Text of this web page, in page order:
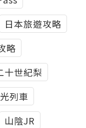
日本旅遊攻略
略
十世紀梨
列車
山陰JR